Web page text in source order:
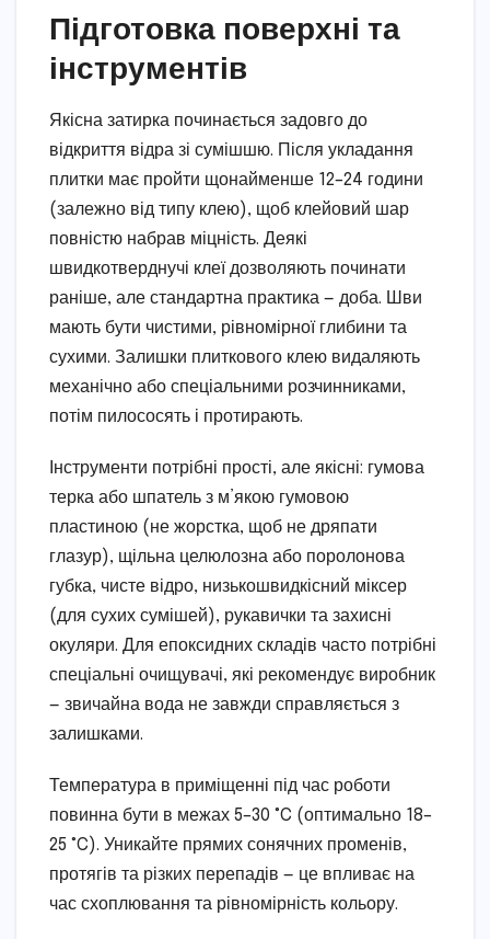
Підготовка поверхні та
інструментів
Якісна затирка починається задовго до
відкриття відра зі сумішшю. Після укладання
плитки має пройти щонайменше 12–24 години
(залежно від типу клею), щоб клейовий шар
повністю набрав міцність. Деякі
швидкотверднучі клеї дозволяють починати
раніше, але стандартна практика — доба. Шви
мають бути чистими, рівномірної глибини та
сухими. Залишки плиткового клею видаляють
механічно або спеціальними розчинниками,
потім пилососять і протирають.
Інструменти потрібні прості, але якісні: гумова
терка або шпатель з м’якою гумовою
пластиною (не жорстка, щоб не дряпати
глазур), щільна целюлозна або поролонова
губка, чисте відро, низькошвидкісний міксер
(для сухих сумішей), рукавички та захисні
окуляри. Для епоксидних складів часто потрібні
спеціальні очищувачі, які рекомендує виробник
— звичайна вода не завжди справляється з
залишками.
Температура в приміщенні під час роботи
повинна бути в межах 5–30 °C (оптимально 18–
25 °C). Уникайте прямих сонячних променів,
протягів та різких перепадів — це впливає на
час схоплювання та рівномірність кольору.